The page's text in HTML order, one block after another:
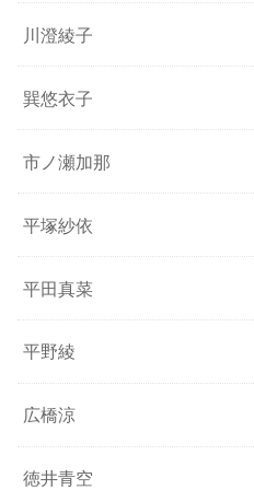
川澄綾子
巽悠衣子
市ノ瀬加那
平塚紗依
平田真菜
平野綾
広橋涼
徳井青空